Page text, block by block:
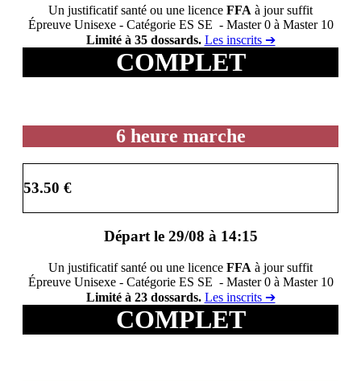
Un justificatif santé ou une licence FFA à jour suffit
Épreuve Unisexe - Catégorie ES SE - Master 0 à Master 10
Limité à 35 dossards. Les inscrits ➔
COMPLET
6 heure marche
53.50 €
Départ le 29/08 à 14:15
Un justificatif santé ou une licence FFA à jour suffit
Épreuve Unisexe - Catégorie ES SE - Master 0 à Master 10
Limité à 23 dossards. Les inscrits ➔
COMPLET